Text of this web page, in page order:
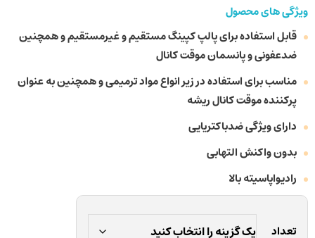
ویژگی های محصول
قابل استفاده برای پالپ کپینگ مستقیم و غیرمستقیم و همچنین
ضدعفونی و پانسمان موقت کانال
مناسب برای استفاده در زیر انواع مواد ترمیمی و همچنین به عنوان
پرکننده موقت کانال ریشه
دارای ویژگی ضدباکتریایی
بدون واکنش التهابی
رادیواپاسیته بالا
تعداد